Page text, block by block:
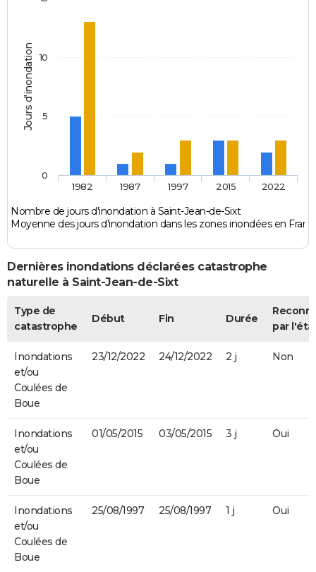
Jours d'inondation
Nombre de jours d'inondation à Saint-Jean-de-Sixt
Moyenne des jours d'inondation dans les zones inondées en
1982 1987 1997 2015 2022
0
5
10
Dernières inondations déclarées catastrophe
naturelle à Saint-Jean-de-Sixt
Type de
catastrophe
Début Fin Durée
par
Inondations
et/ou
Coulées de
Boue
23/12/2022 24/12/2022 2 j Non
Inondations
et/ou
Coulées de
Boue
01/05/2015 03/05/2015 3 j Oui
Inondations
et/ou
Coulées de
Boue
25/08/1997 25/08/1997 1 j Oui